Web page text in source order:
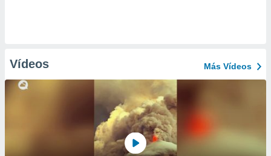
Vídeos Más Vídeos